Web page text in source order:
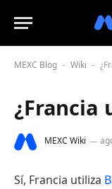
MEXC Blog - Wiki -
¿Francia
MEXC Wiki
Sí, Francia utiliza